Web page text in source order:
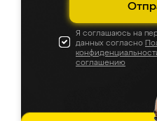
Я соглашаюсь на
данных согласно
соглашению